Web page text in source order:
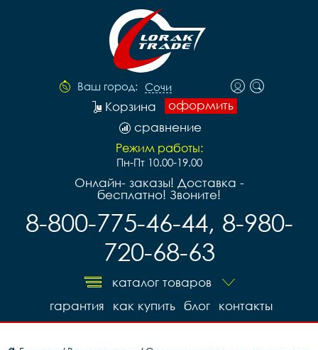
Ваш город: Сочи
оформить
Корзина
сравнение
Режим работы:
Пн-Пт 10.00-19.00
Онлайн- заказы! Доставка -
бесплатно! Звоните!
8-800-775-46-44, 8-980-
720-68-63
каталог товаров
контакты
блог
как купить
гарантия